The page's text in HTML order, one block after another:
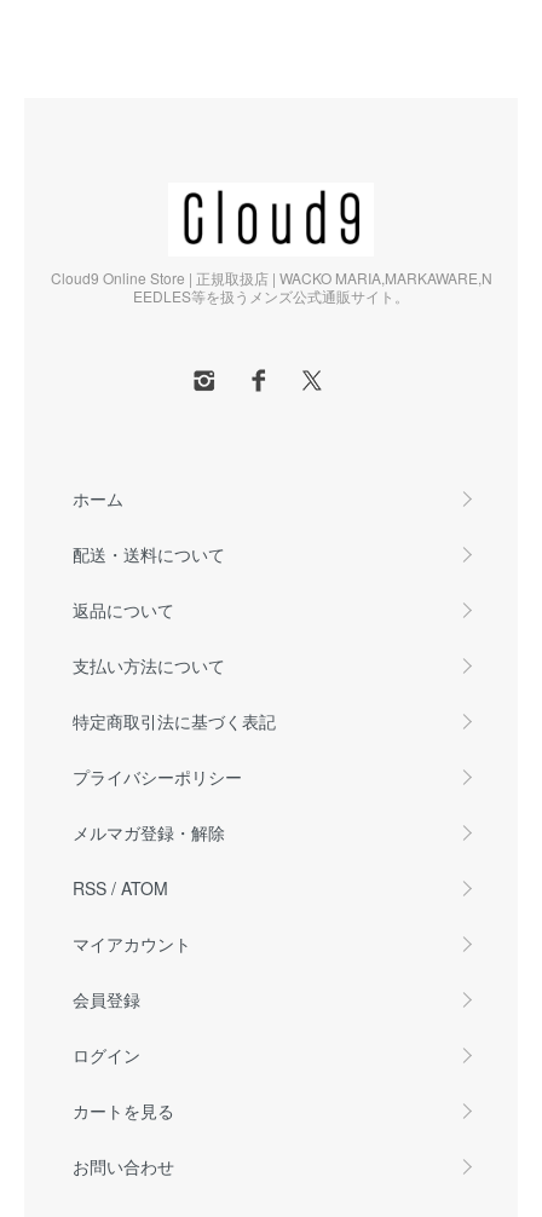
Cloud9 Online Store | 正規取扱店 | WACKO MARIA,MARKAWARE,N
EEDLES等を扱うメンズ公式通販サイト。
ホーム
配送・送料について
返品について
支払い方法について
特定商取引法に基づく表記
プライバシーポリシー
メルマガ登録・解除
RSS / ATOM
マイアカウント
会員登録
ログイン
カートを見る
お問い合わせ